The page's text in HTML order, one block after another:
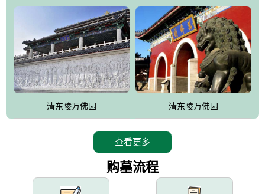
用全仿古式建筑，寻求与世界文化遗产地清东陵的和谐统一，在园
区建设中寻求陵园建设与景区建设的有机融合，充分发挥独一无二
的地形优势，打造现代艺术园林，建设旅游景观、寺庙、酒店等综
合服务设施，服务于陵园经营，使企业的多元化经营项目相互依
托、相互促进，园区绿化覆盖率达90%。
设计建造各种墓地墓位3万个；主体建筑金宝塔，墓位容量8万个，
能适应不同消费阶层的需求，为客户提供墓碑设计制作服务、特色
清东陵万佛园 清东陵万佛园
查看更多
购墓流程